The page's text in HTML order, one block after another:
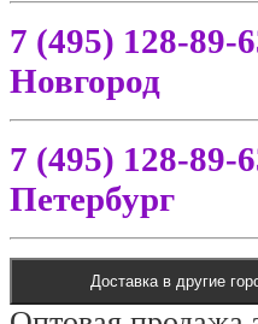
7 (495) 128-89-
Новгород
7 (495) 128-89-
Петербург
Доставка в другие